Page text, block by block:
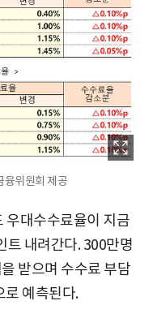
융위원회 제공
우대수수료율이 지금
내려간다. 300만명
받으며 수수료 부담
로 예측된다.